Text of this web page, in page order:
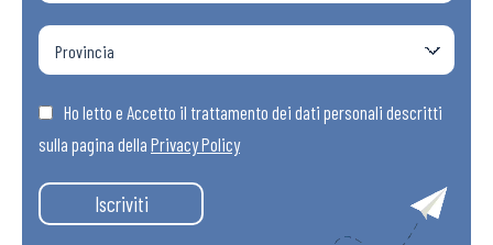
Ho letto e Accetto il trattamento dei dati personali descritti
sulla pagina della Privacy Policy
Iscriviti